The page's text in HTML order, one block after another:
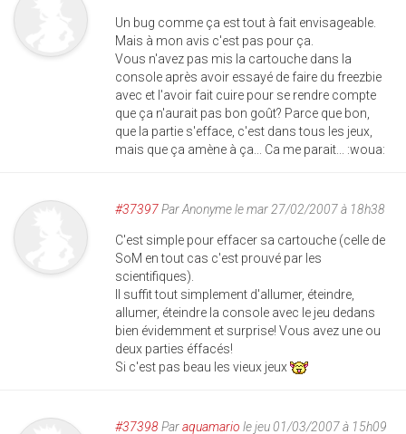
Un bug comme ça est tout à fait envisageable.
Mais à mon avis c'est pas pour ça.
Vous n'avez pas mis la cartouche dans la
console après avoir essayé de faire du freezbie
avec et l'avoir fait cuire pour se rendre compte
que ça n'aurait pas bon goût? Parce que bon,
que la partie s'efface, c'est dans tous les jeux,
mais que ça amène à ça... Ca me parait... :woua:
#37397ParAnonymele mar 27/02/2007 à 18h38
C'est simple pour effacer sa cartouche (celle de
SoM en tout cas c'est prouvé par les
scientifiques).
Il suffit tout simplement d'allumer, éteindre,
allumer, éteindre la console avec le jeu dedans
bien évidemment et surprise! Vous avez une ou
deux parties éffacés!
Si c'est pas beau les vieux jeux
#37398Paraquamario le jeu 01/03/2007 à 15h09